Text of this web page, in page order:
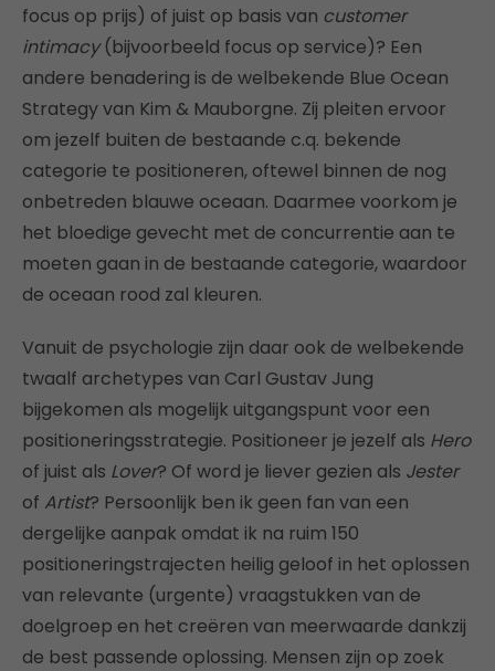
focus op prijs) of juist op basis van customer
intimacy(bijvoorbeeld focus op service)? Een
andere benadering is de welbekende Blue Ocean
Strategy van Kim & Mauborgne. Zij pleiten ervoor
om jezelf buiten de bestaande c.q. bekende
categorie te positioneren, oftewel binnen de nog
onbetreden blauwe oceaan. Daarmee voorkom je
het bloedige gevecht met de concurrentie aan te
moeten gaan in de bestaande categorie, waardoor
de oceaan rood zal kleuren.
Vanuit de psychologie zijn daar ook de welbekende
twaalf archetypes van Carl Gustav Jung
bijgekomen als mogelijk uitgangspunt voor een
positioneringsstrategie. Positioneer je jezelf als Hero
of juist als Lover? Of word je liever gezien als Jester
of Artist? Persoonlijk ben ik geen fan van een
dergelijke aanpak omdat ik na ruim 150
positioneringstrajecten heilig geloof in het oplossen
van relevante (urgente) vraagstukken van de
doelgroep en het creëren van meerwaarde dankzij
de best passende oplossing. Mensen zijn op zoek